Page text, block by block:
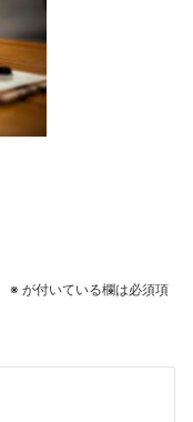
※ が付いている欄は必須項